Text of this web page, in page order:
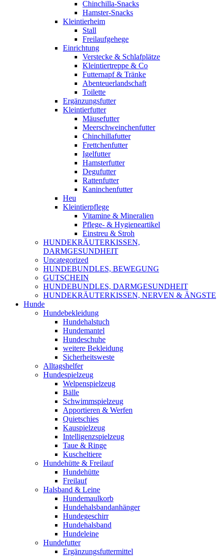
Chinchilla-Snacks
Hamster-Snacks
Kleintierheim
Stall
Freilaufgehege
Einrichtung
Verstecke & Schlafplätze
Kleintiertreppe & Co
Futternapf & Tränke
Abenteuerlandschaft
Toilette
Ergänzungsfutter
Kleintierfutter
Mäusefutter
Meerschweinchenfutter
Chinchillafutter
Frettchenfutter
Igelfutter
Hamsterfutter
Degufutter
Rattenfutter
Kaninchenfutter
Heu
Kleintierpflege
Vitamine & Mineralien
Pflege- & Hygieneartikel
Einstreu & Stroh
HUNDEKRÄUTERKISSEN,
DARMGESUNDHEIT
Uncategorized
HUNDEBUNDLES, BEWEGUNG
GUTSCHEIN
HUNDEBUNDLES, DARMGESUNDHEIT
HUNDEKRÄUTERKISSEN, NERVEN & ÄNGSTE
Hunde
Hundebekleidung
Hundehalstuch
Hundemantel
Hundeschuhe
weitere Bekleidung
Sicherheitsweste
Alltagshelfer
Hundespielzeug
Welpenspielzeug
Bälle
Schwimmspielzeug
Apportieren & Werfen
Quietschies
Kauspielzeug
Intelligenzspielzeug
Taue & Ringe
Kuscheltiere
Hundehütte & Freilauf
Hundehütte
Freilauf
Halsband & Leine
Hundemaulkorb
Hundehalsbandanhänger
Hundegeschirr
Hundehalsband
Hundeleine
Hundefutter
Ergänzungsfuttermittel